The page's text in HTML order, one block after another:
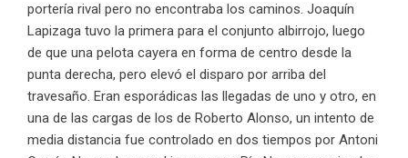
portería rival pero no encontraba los caminos. Joaquín
Lapizaga tuvo la primera para el conjunto albirrojo, luego
de que una pelota cayera en forma de centro desde la
punta derecha, pero elevó el disparo por arriba del
travesaño. Eran esporádicas las llegadas de uno y otro, en
una de las cargas de los de Roberto Alonso, un intento de
media distancia fue controlado en dos tiempos por Antoni